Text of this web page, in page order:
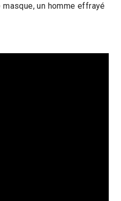
un homme effrayé